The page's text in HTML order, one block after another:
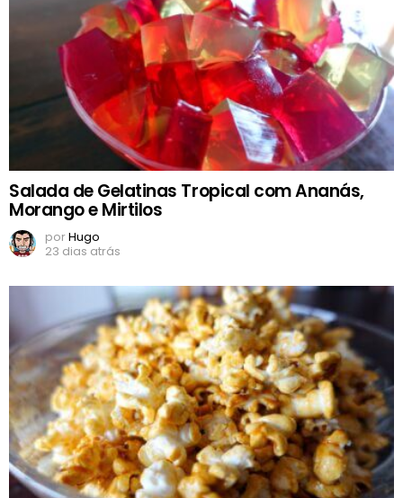
Salada de Gelatinas Tropical com Ananás,
Morango e Mirtilos
porHugo
23 dias atrás